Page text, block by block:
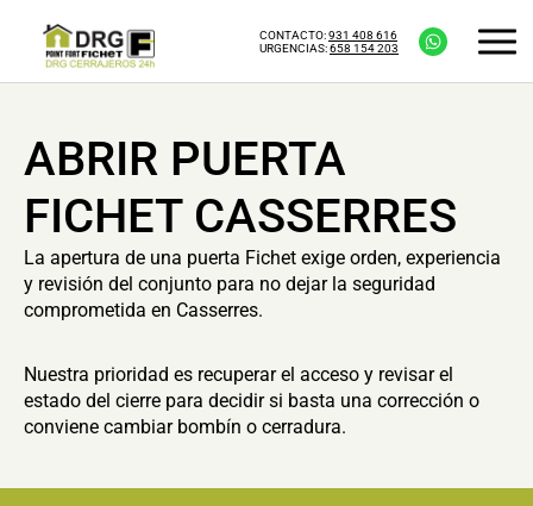
CONTACTO:931 408 616
URGENCIAS:658 154 203
ABRIR PUERTA
FICHET CASSERRES
La apertura de una puerta Fichet exige orden, experiencia
y revisión del conjunto para no dejar la seguridad
comprometida en Casserres.
Nuestra prioridad es recuperar el acceso y revisar el
estado del cierre para decidir si basta una corrección o
conviene cambiar bombín o cerradura.